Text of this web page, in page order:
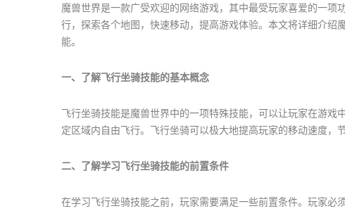
魔兽世界是一款广受欢迎的网络游戏，其中最受玩家喜爱的一
行，探索各个地图，快速移动，提高游戏体验。本文将详细介
能。
一、了解飞行坐骑技能的基本概念
飞行坐骑技能是魔兽世界中的一项特殊技能，可以让玩家在游
定区域内自由飞行。飞行坐骑可以极大地提高玩家的移动速度，
二、了解学习飞行坐骑技能的前置条件
在学习飞行坐骑技能之前，玩家需要满足一些前置条件。玩家